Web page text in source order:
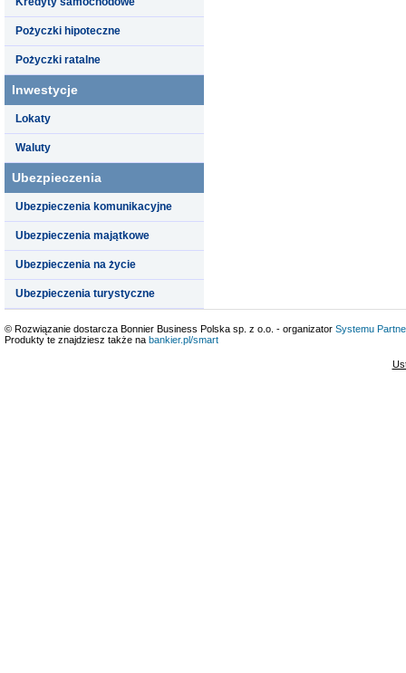
Pożyczki hipoteczne
Pożyczki ratalne
Inwestycje
Lokaty
Waluty
Ubezpieczenia
Ubezpieczenia komunikacyjne
Ubezpieczenia majątkowe
Ubezpieczenia na życie
Ubezpieczenia turystyczne
© Rozwiązanie dostarcza Bonnier Business Polska sp. z o.o. - organizator Systemu
Produkty te znajdziesz także na bankier.pl/smart